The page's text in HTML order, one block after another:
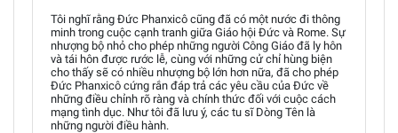
Tôi nghĩ rằng Đức Phanxicô cũng đã có một nước đi thông
minh trong cuộc cạnh tranh giữa Giáo hội Đức và Rome. Sự
nhượng bộ nhỏ cho phép những người Công Giáo đã ly hôn
và tái hôn được rước lễ, cùng với những cử chỉ hùng biện
cho thấy sẽ có nhiều nhượng bộ lớn hơn nữa, đã cho phép
Đức Phanxicô cứng rắn đáp trả các yêu cầu của Đức về
những điều chỉnh rõ ràng và chính thức đối với cuộc cách
mạng tình dục. Như tôi đã lưu ý, các tu sĩ Dòng Tên là
những người điều hành.